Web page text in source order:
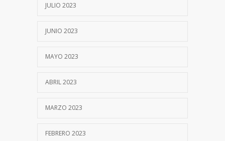
JULIO 2023
JUNIO 2023
MAYO 2023
ABRIL 2023
MARZO 2023
FEBRERO 2023